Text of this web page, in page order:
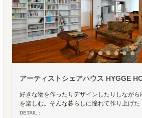
アーティストシェアハウス HYGGE
好きな物を作ったりデザインしたりしながら
を楽しむ。そんな暮らしに憧れて作り上げた
DETAIL :